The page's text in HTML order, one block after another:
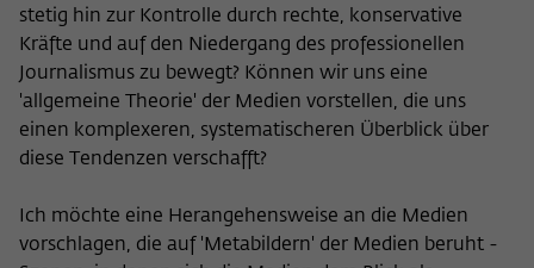
stetig hin zur Kontrolle durch rechte, konservative
Kräfte und auf den Niedergang des professionellen
Journalismus zu bewegt? Können wir uns eine
'allgemeine Theorie' der Medien vorstellen, die uns
einen komplexeren, systematischeren Überblick über
diese Tendenzen verschafft?
Ich möchte eine Herangehensweise an die Medien
vorschlagen, die auf 'Metabildern' der Medien beruht -